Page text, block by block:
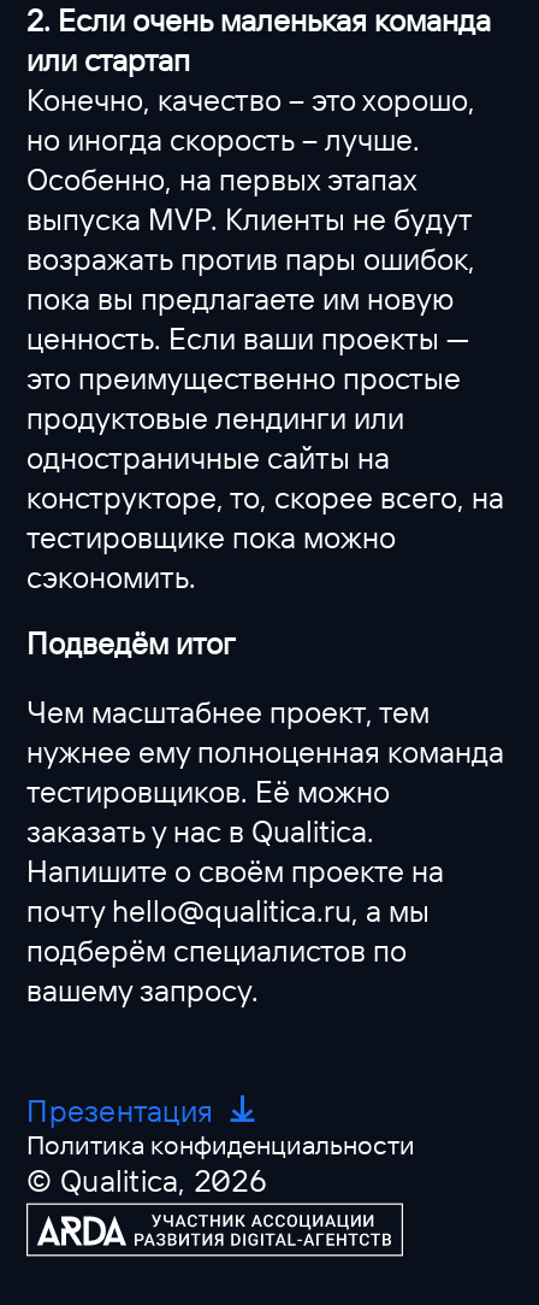
2. Если очень маленькая команда
или стартап
Конечно, качество – это хорошо,
но иногда скорость – лучше.
Особенно, на первых этапах
выпуска MVP. Клиенты не будут
возражать против пары ошибок,
пока вы предлагаете им новую
ценность. Если ваши проекты —
это преимущественно простые
продуктовые лендинги или
одностраничные сайты на
конструкторе, то, скорее всего, на
тестировщике пока можно
сэкономить.
Подведём итог
Чем масштабнее проект, тем
нужнее ему полноценная команда
тестировщиков. Её можно
заказать у нас в Qualitica.
Напишите о своём проекте на
почту hello@qualitica.ru, а мы
подберём специалистов по
вашему запросу.
Презентация
Политика конфиденциальности
© Qualitica, 2026